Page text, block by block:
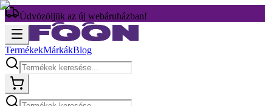
Üdvözöljük az új webáruházban!
TermékekMárkákBlog